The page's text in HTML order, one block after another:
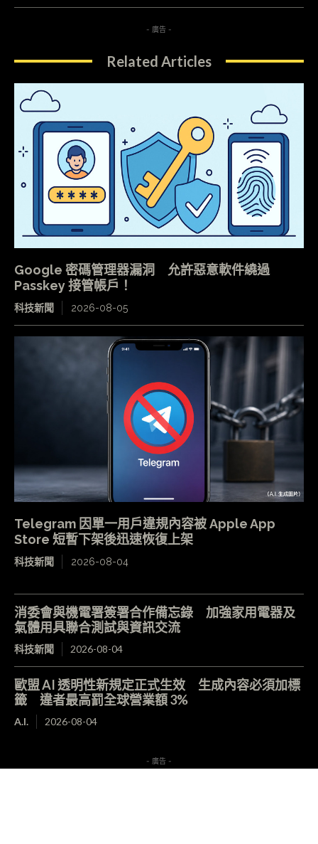
- 廣告 -
Related Articles
Google 密碼管理器漏洞 允許惡意軟件繞過
Passkey 接管帳戶！
科技新聞 2026-08-05
Telegram 因單一用戶違規內容被 Apple App
Store 短暫下架後迅速恢復上架
科技新聞 2026-08-04
消委會與機電署簽署合作備忘錄 加強家用電器及
氣體用具聯合測試與資訊交流
科技新聞 2026-08-04
歐盟 AI 透明性新規定正式生效 生成內容必須加標
籤 違者最高罰全球營業額 3%
A.I. 2026-08-04
- 廣告 -